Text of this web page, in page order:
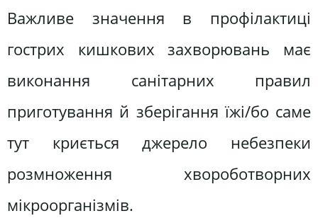
Важливе значення в профілактиці
гострих кишкових захворювань має
виконання санітарних правил
приготування й зберігання їжі/бо саме
тут криється джерело небезпеки
розмноження хвороботворних
мікроорганізмів.